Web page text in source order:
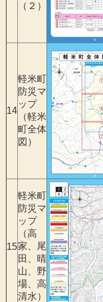
（２）
14
軽米町
防災マ
ップ
（軽米
町全体
図）
15
軽米町
防災マ
ップ
（高
家、尾
田、晴
山、野
場、高
清水）